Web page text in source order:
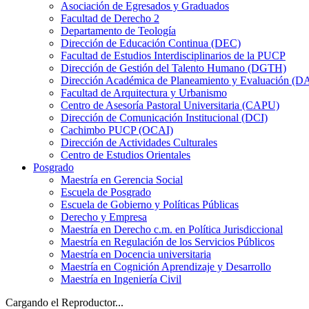
Asociación de Egresados y Graduados
Facultad de Derecho 2
Departamento de Teología
Dirección de Educación Continua (DEC)
Facultad de Estudios Interdisciplinarios de la PUCP
Dirección de Gestión del Talento Humano (DGTH)
Dirección Académica de Planeamiento y Evaluación
Facultad de Arquitectura y Urbanismo
Centro de Asesoría Pastoral Universitaria (CAPU)
Dirección de Comunicación Institucional (DCI)
Cachimbo PUCP (OCAI)
Dirección de Actividades Culturales
Centro de Estudios Orientales
Posgrado
Maestría en Gerencia Social
Escuela de Posgrado
Escuela de Gobierno y Políticas Públicas
Derecho y Empresa
Maestría en Derecho c.m. en Política Jurisdiccional
Maestría en Regulación de los Servicios Públicos
Maestría en Docencia universitaria
Maestría en Cognición Aprendizaje y Desarrollo
Maestría en Ingeniería Civil
Cargando el Reproductor...